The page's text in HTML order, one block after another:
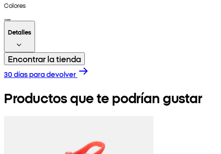
Colores
Detalles
Encontrar la tienda
30 días para devolver
Productos que te podrían gustar